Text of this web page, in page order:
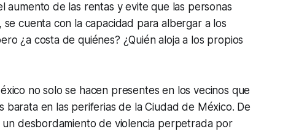
aumento de las rentas y evite que las personas
cuenta con la capacidad para albergar a los
¿a costa de quiénes? ¿Quién aloja a los propios
no solo se hacen presentes en los vecinos que
barata en las periferias de la Ciudad de México. De
desbordamiento de violencia perpetrada por